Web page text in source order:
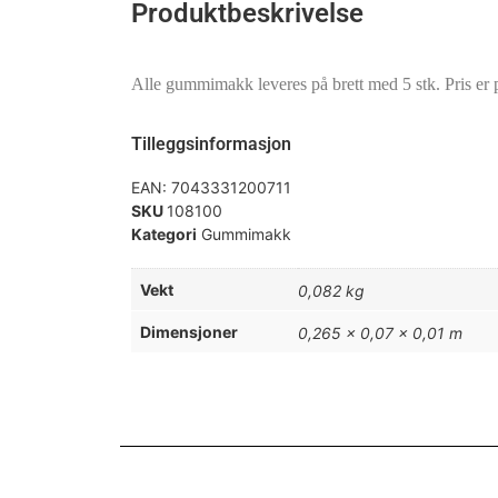
Produktbeskrivelse
Alle gummimakk leveres på brett med 5 stk. Pris er
Tilleggsinformasjon
EAN: 7043331200711
SKU 108100
Kategori Gummimakk
Vekt 0,082 kg
Dimensjoner 0,265 × 0,07 × 0,01 m